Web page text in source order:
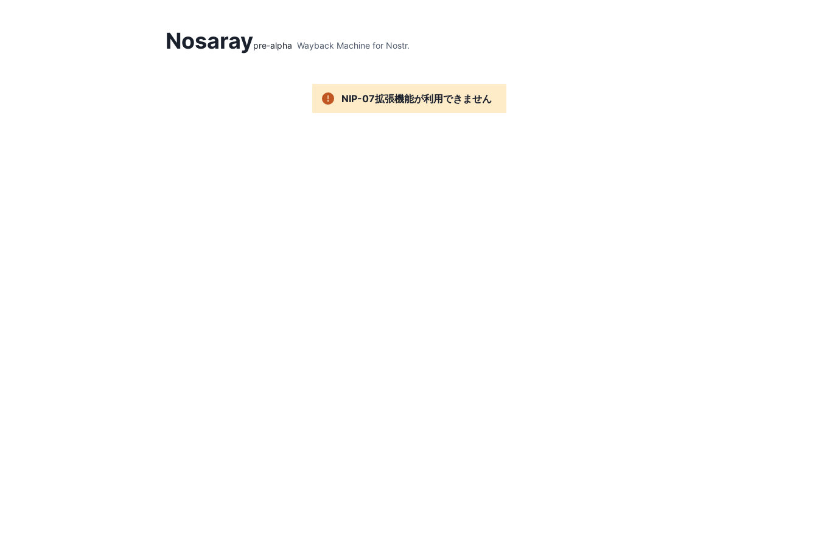
Nosaraypre-alpha Wayback Machine for Nostr.
NIP-07拡張機能が利用できません